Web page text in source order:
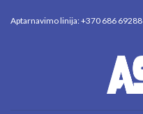
Aptarnavimo linija: +370 686 69288